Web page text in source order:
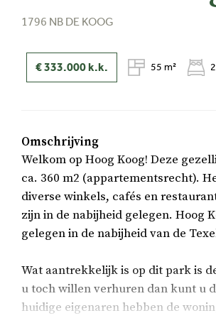
1796 NB DE KOOG
€ 333.000k.k. 55 m²
Omschrijving
Welkom op Hoog Koog! Deze
ca. 360 m2 (appartementsrecht).
diverse winkels, cafés en
zijn in de nabijheid gelegen. Hoog
gelegen in de nabijheid van de
Wat aantrekkelijk is op dit park is
u toch willen verhuren dan kunt u
huidige eigenaren hebben de